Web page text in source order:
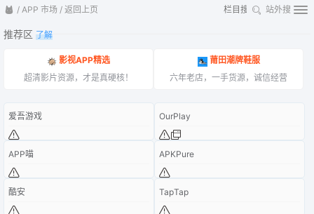
/ APP 市场 / 返回上页 站外搜
推荐区 了解
影视APP精选
超清影片资源，才是真硬核！
莆田潮牌鞋服
六年老店，一手货源，诚信经营
爱吾游戏 OurPlay
APP喵 APKPure
酷安 TapTap